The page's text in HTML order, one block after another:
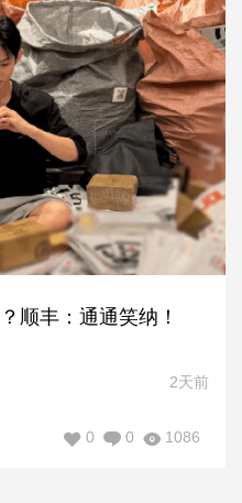
顺丰：通通笑纳！
2天前
1086
0
0